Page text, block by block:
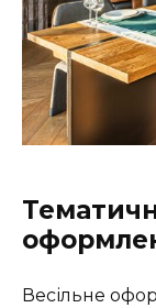
Весільне